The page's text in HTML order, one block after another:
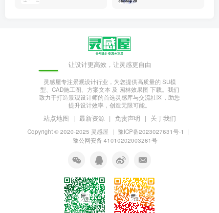
让设计更高效，让灵感更自由
灵感屋专注景观设计行业，为您提供高质量的 SU模
型、CAD施工图、方案文本 及 园林效果图 下载。我们
致力于打造景观设计师的首选灵感库与交流社区，助您
提升设计效率，创造无限可能。
站点地图 | 最新资源 | 免责声明 | 关于我们
Copyright © 2020-2025 灵感屋 | 豫ICP备2023027631号-1
|
豫公网安备 41010202003261号